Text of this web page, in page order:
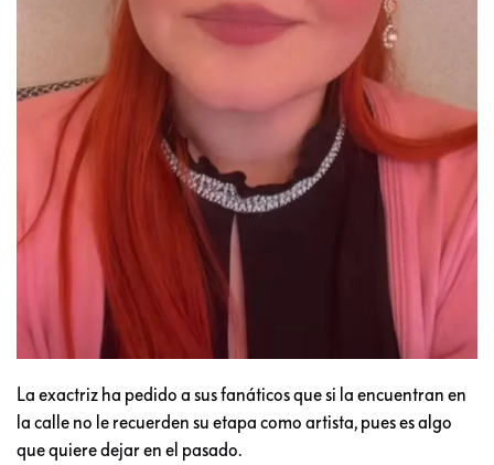
La exactriz ha pedido a sus fanáticos que si la encuentran en
la calle no le recuerden su etapa como artista, pues es algo
que quiere dejar en el pasado.